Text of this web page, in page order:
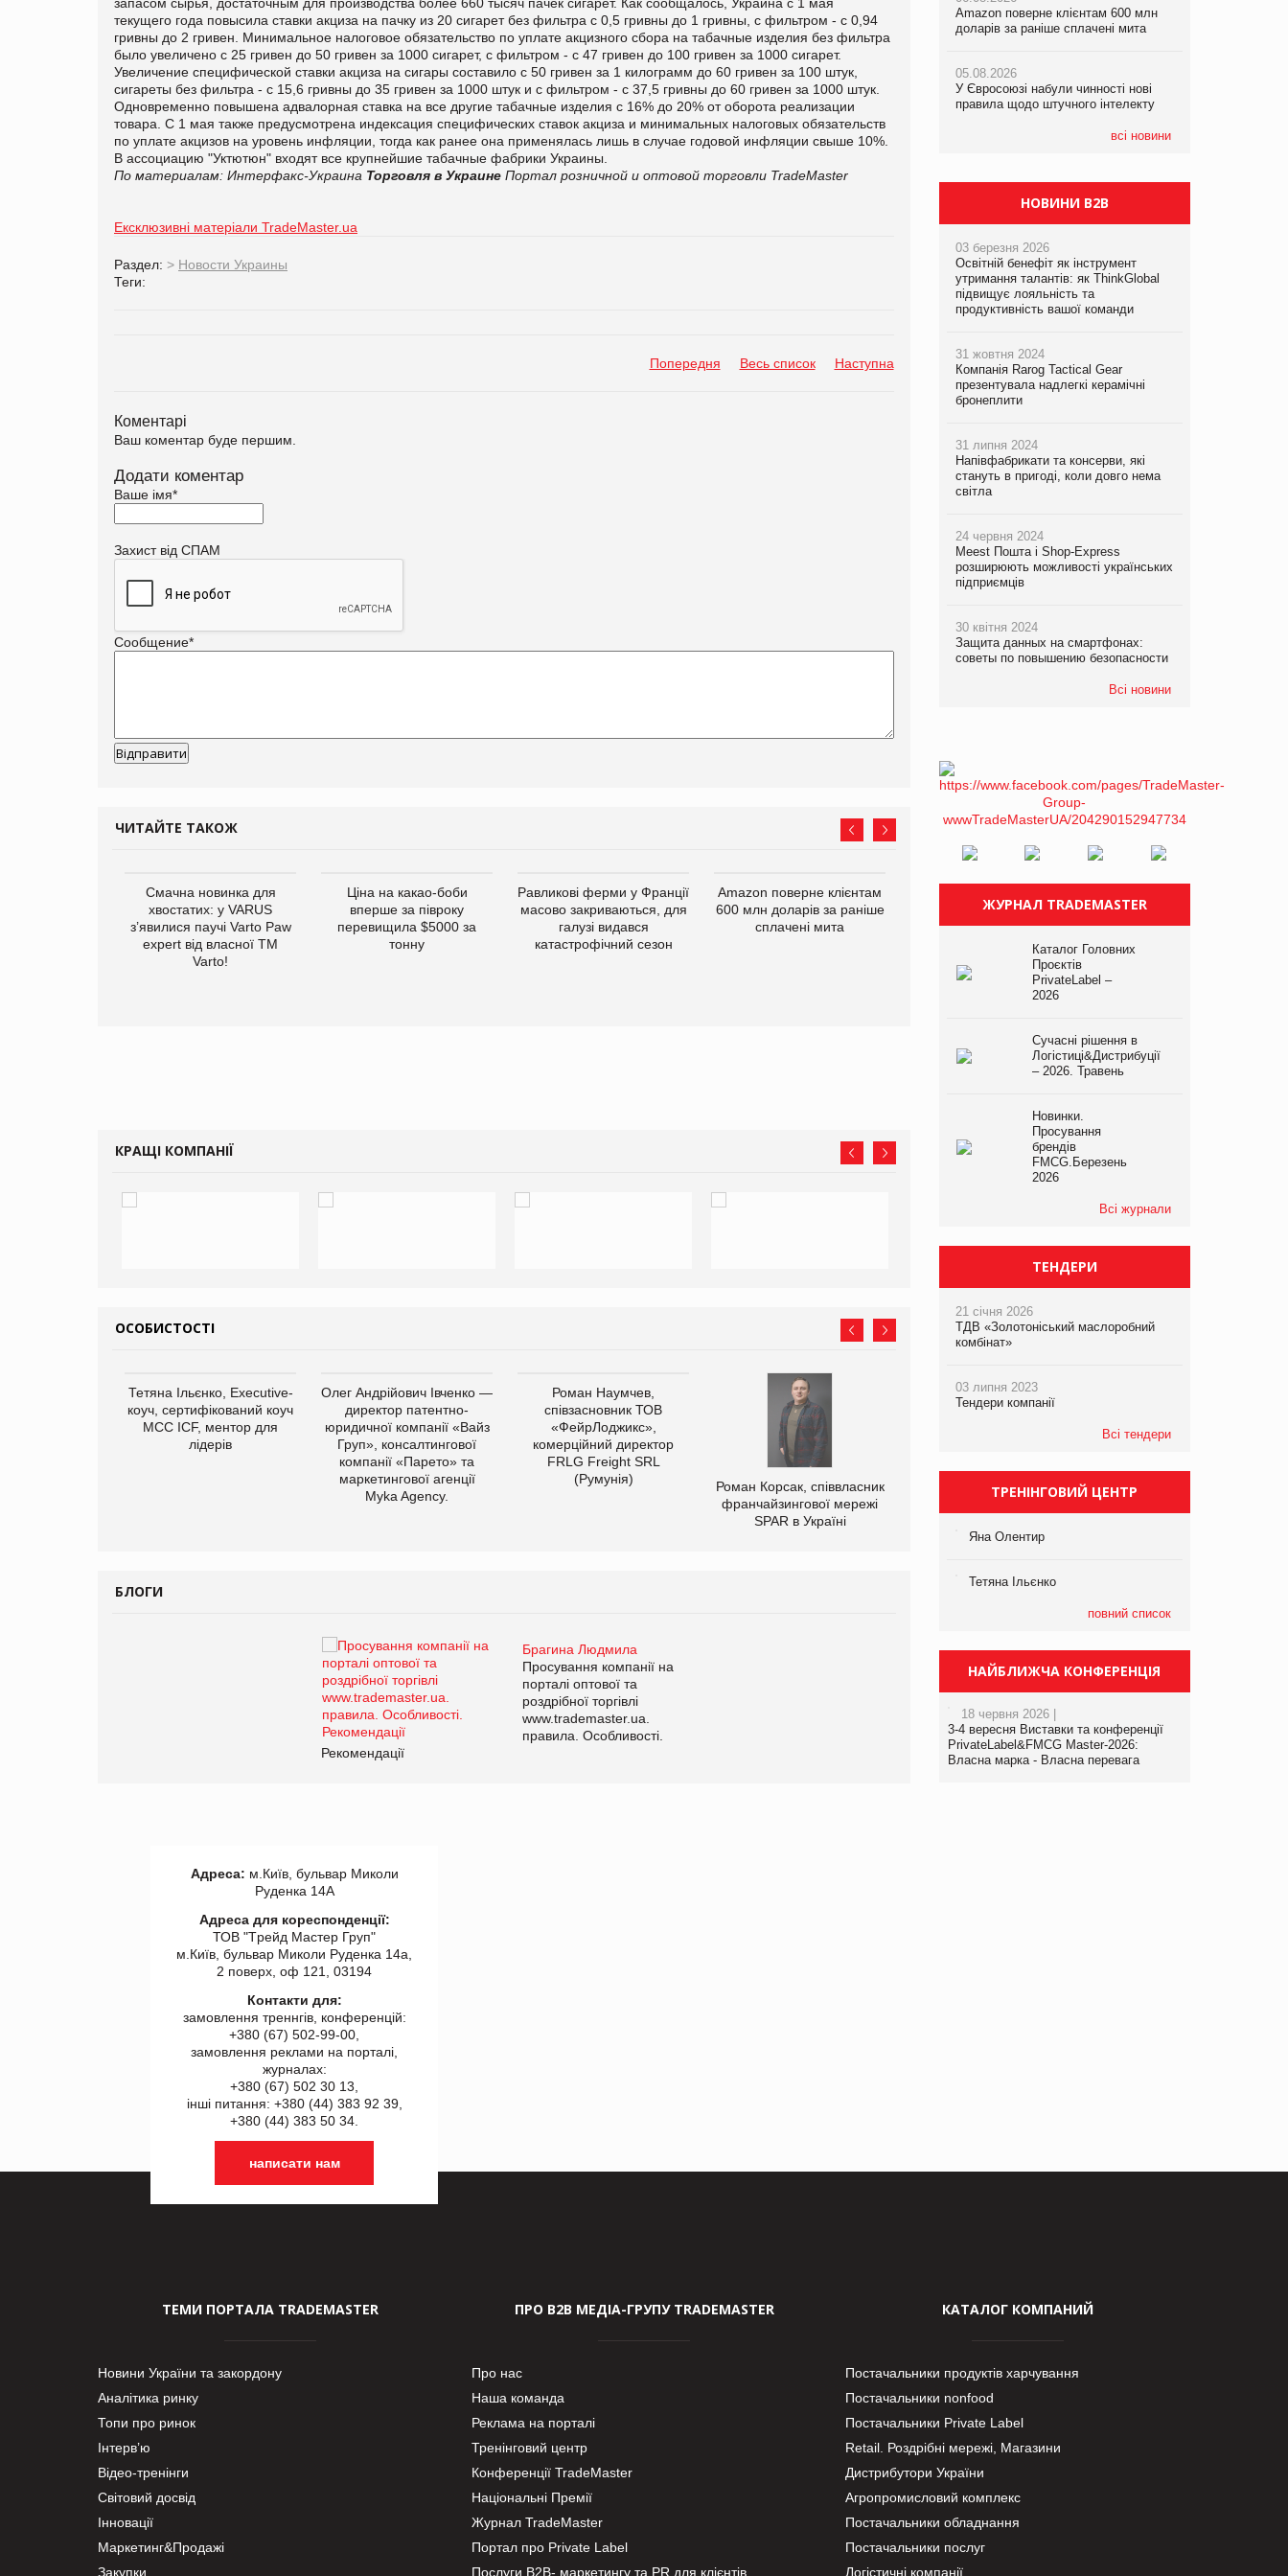
текущего года повысила ставки акциза на пачку из 20 сигарет без фильтра с 0,5 гривны до 1 гривны, с фильтром - с 0,94
гривны до 2 гривен. Минимальное налоговое обязательство по уплате акцизного сбора на табачные изделия без фильтра
было увеличено с 25 гривен до 50 гривен за 1000 сигарет, с фильтром - с 47 гривен до 100 гривен за 1000 сигарет.
Увеличение специфической ставки акциза на сигары составило с 50 гривен за 1 килограмм до 60 гривен за 100 штук,
сигареты без фильтра - с 15,6 гривны до 35 гривен за 1000 штук и с фильтром - с 37,5 гривны до 60 гривен за 1000 штук.
Одновременно повышена адвалорная ставка на все другие табачные изделия с 16% до 20% от оборота реализации
товара. С 1 мая также предусмотрена индексация специфических ставок акциза и минимальных налоговых обязательств
по уплате акцизов на уровень инфляции, тогда как ранее она применялась лишь в случае годовой инфляции свыше 10%.
В ассоциацию "Уктютюн" входят все крупнейшие табачные фабрики Украины.
По материалам: Интерфакс-Украина Торговля в Украине Портал розничной и оптовой торговли TradeMaster
Ексклюзивні матеріали TradeMaster.ua
Раздел: > Новости Украины
Теги:
Попередня Весь список Наступна
Коментарі
Ваш коментар буде першим.
Додати коментар
Ваше імя*
Захист від СПАМ
Сообщение*
ЧИТАЙТЕ ТАКОЖ
Смачна новинка для
хвостатих: у VARUS
з’явилися паучі Varto Paw
expert від власної ТМ
Varto!
Ціна на какао-боби
вперше за півроку
перевищила $5000 за
тонну
Равликові ферми у Франції
масово закриваються, для
галузі видався
катастрофічний сезон
Amazon поверне клієнтам
600 млн доларів за раніше
сплачені мита
чинності нові правила
щодо штучного інтелекту
вимагає від Google
компенсацію за втрату 6,9
трлн рекламних показів
КРАЩІ КОМПАНІЇ
ОСОБИСТОСТІ
Тетяна Ільєнко, Executive-
коуч, сертифікований коуч
МСС ICF, ментор для
лідерів
Олег Андрійович Івченко —
директор патентно-
юридичної компанії «Вайз
Груп», консалтингової
компанії «Парето» та
маркетингової агенції
Myka Agency.
Роман Наумчев,
співзасновник ТОВ
«ФейрЛоджикс»,
комерційний директор
FRLG Freight SRL
(Румунія)
Роман Корсак, співвласник
франчайзингової мережі
SPAR в Україні
Олексій Логачов-Михайлов
Файно маркет Директор
БЛОГИ
Брагина Людмила
Просування компанії на
порталі оптової та
роздрібної торгівлі
www.trademaster.ua.
правила. Особливості.
Рекомендації
Брагина Людмила
Просування компанії на
www.trademaster.ua.
правила. Особливості.
Amazon поверне клієнтам 600 млн
доларів за раніше сплачені мита
05.08.2026
У Євросоюзі набули чинності нові
правила щодо штучного інтелекту
всі новини
у VARUS з’явилися новинки від ТМ
ТОКЕРИ
PrivateLabel&FMCG Master 2026
правила щодо штучного інтелекту
Рекламна платформа вимагає від
Google компенсацію за втрату 6,9
трлн рекламних показів
НОВИНИ B2B
03 березня 2026
Освітній бенефіт як інструмент
утримання талантів: як ThinkGlobal
підвищує лояльність та
продуктивність вашої команди
31 жовтня 2024
Компанія Rarog Tactical Gear
презентувала надлегкі керамічні
бронеплити
31 липня 2024
Напівфабрикати та консерви, які
стануть в пригоді, коли довго нема
світла
24 червня 2024
Meest Пошта і Shop-Express
розширюють можливості українських
підприємців
30 квітня 2024
Защита данных на смартфонах:
советы по повышению безопасности
Всі новини
ЖУРНАЛ TRADEMASTER
Каталог Головних
Проєктів
PrivateLabel –
2026
Сучасні рішення в
Логістиці&Дистрибуції
– 2026. Травень
Новинки.
Просування
брендів
FMCG.Березень
2026
Всі журнали
ТЕНДЕРИ
21 січня 2026
ТДВ «Золотоніський маслоробний
комбінат»
03 липня 2023
Тендери компанії
Всі тендери
ТРЕНІНГОВИЙ ЦЕНТР
Яна Олентир
Тетяна Ільєнко
повний список
НАЙБЛИЖЧА КОНФЕРЕНЦІЯ
18 червня 2026 |
3-4 вересня Виставки та конференції
PrivateLabel&FMCG Master-2026:
Власна марка - Власна перевага
Адреса: м.Київ, бульвар Миколи
Руденка 14А
Адреса для кореспонденції:
ТОВ "Tрейд Мастер Груп"
м.Київ, бульвар Миколи Руденка 14а,
2 поверх, оф 121, 03194
Контакти для:
замовлення треннгів, конференцій:
+380 (67) 502-99-00,
замовлення реклами на порталі,
журналах:
+380 (67) 502 30 13,
інші питання: +380 (44) 383 92 39,
+380 (44) 383 50 34.
написати нам
ТЕМИ ПОРТАЛА TRADEMASTER
Новини України та закордону
Аналітика ринку
Топи про ринок
Інтерв’ю
Відео-тренінги
Світовий досвід
Інновації
Маркетинг&Продажі
Закупки
ПРО В2В МЕДІА-ГРУПУ TRADEMASTER
Про нас
Наша команда
Реклама на порталі
Тренінговий центр
Конференції TradeMaster
Національні Премії
Журнал TradeMaster
Портал про Private Label
Послуги В2В- маркетингу та PR для клієнтів
КАТАЛОГ КОМПАНИЙ
Постачальники продуктів харчування
Постачальники nonfood
Постачальники Private Label
Retail. Роздрібні мережі, Магазини
Дистрибутори України
Агропромисловий комплекс
Постачальники обладнання
Постачальники послуг
Логістичні компанії